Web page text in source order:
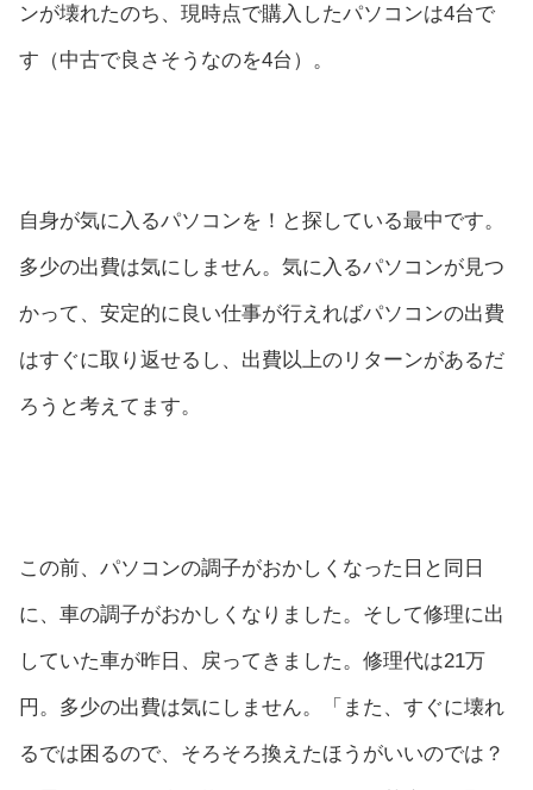
ンが壊れたのち、現時点で購入したパソコンは4台で
す（中古で良さそうなのを4台）。
自身が気に入るパソコンを！と探している最中です。
多少の出費は気にしません。気に入るパソコンが見つ
かって、安定的に良い仕事が行えればパソコンの出費
はすぐに取り返せるし、出費以上のリターンがあるだ
ろうと考えてます。
この前、パソコンの調子がおかしくなった日と同日
に、車の調子がおかしくなりました。そして修理に出
していた車が昨日、戻ってきました。修理代は21万
円。多少の出費は気にしません。「また、すぐに壊れ
るでは困るので、そろそろ換えたほうがいいのでは？